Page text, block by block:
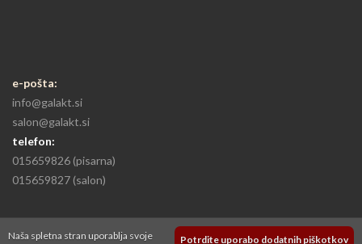
e-pošta:
info@galakt.si
salon@galakt.si
telefon:
015659826 (pisarna)
015659827 (salon)
Potrdite uporabo dodatnih piškotkov
Naša spletna stran uporablja svoje